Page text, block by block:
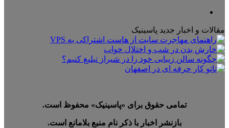
مقالات و اخبار جدید پاسینیک
تمامی حقوق برای «پاسینیک» محفوظ است.
بازنشر اخبار با ذکر نام منبع بلامانع است.